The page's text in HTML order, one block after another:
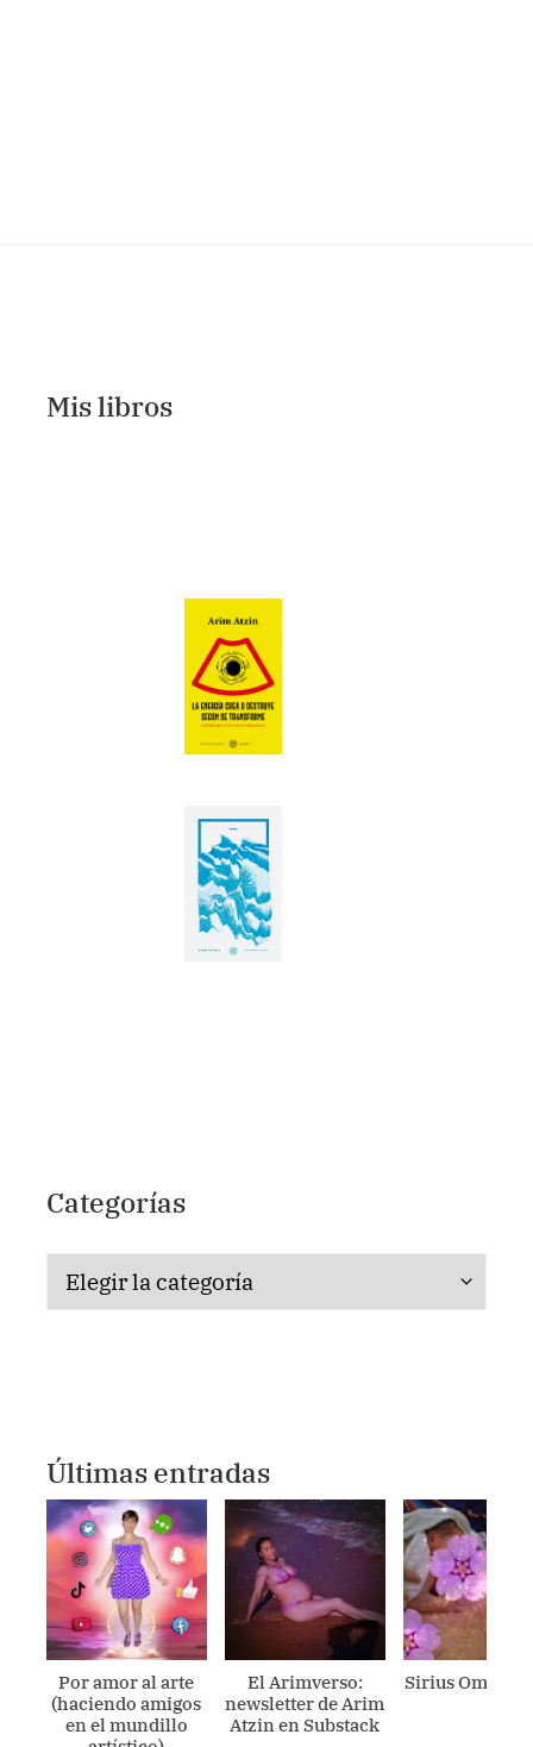
Mis libros
Categorías
Categorías
Últimas entradas
Por amor al arte
(haciendo amigos
en el mundillo
El Arimverso:
newsletter de Arim
Atzin en Substack
Sirius